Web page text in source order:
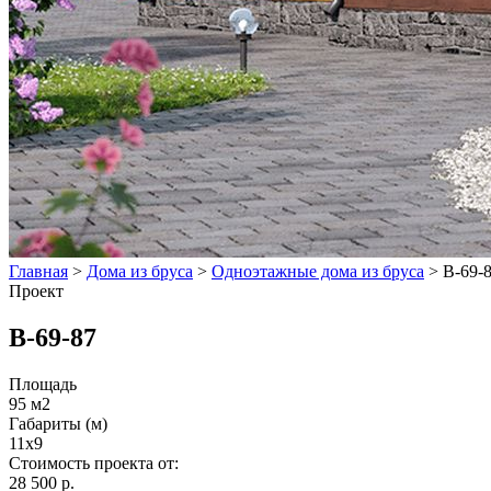
Главная > Дома из бруса > Одноэтажные дома из бруса > В-69-
Проект
В-69-87
Площадь
95 м2
Габариты (м)
11х9
Стоимость проекта от:
28 500 р.